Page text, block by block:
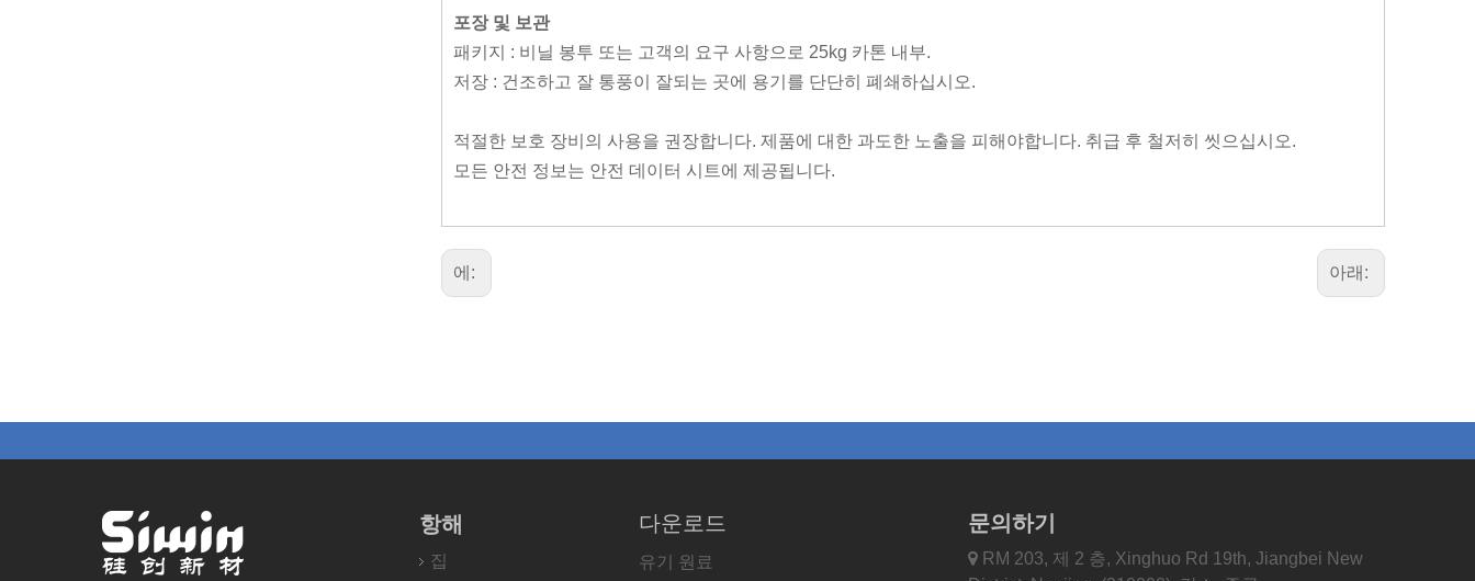
포장 및 보관
패키지 : 비닐 봉투 또는 고객의 요구 사항으로 25kg 카톤 내부.
저장 : 건조하고 잘 통풍이 잘되는 곳에 용기를 단단히 폐쇄하십시오.
적절한 보호 장비의 사용을 권장합니다. 제품에 대한 과도한 노출을 피해야합니다. 취급 후 철저히 씻으십시오.
모든 안전 정보는 안전 데이터 시트에 제공됩니다.
에: 아래:
항해
집
다운로드
유기 원료
문의하기
 RM 203, 제 2 층, Xinghuo Rd 19th, Jiangbei New